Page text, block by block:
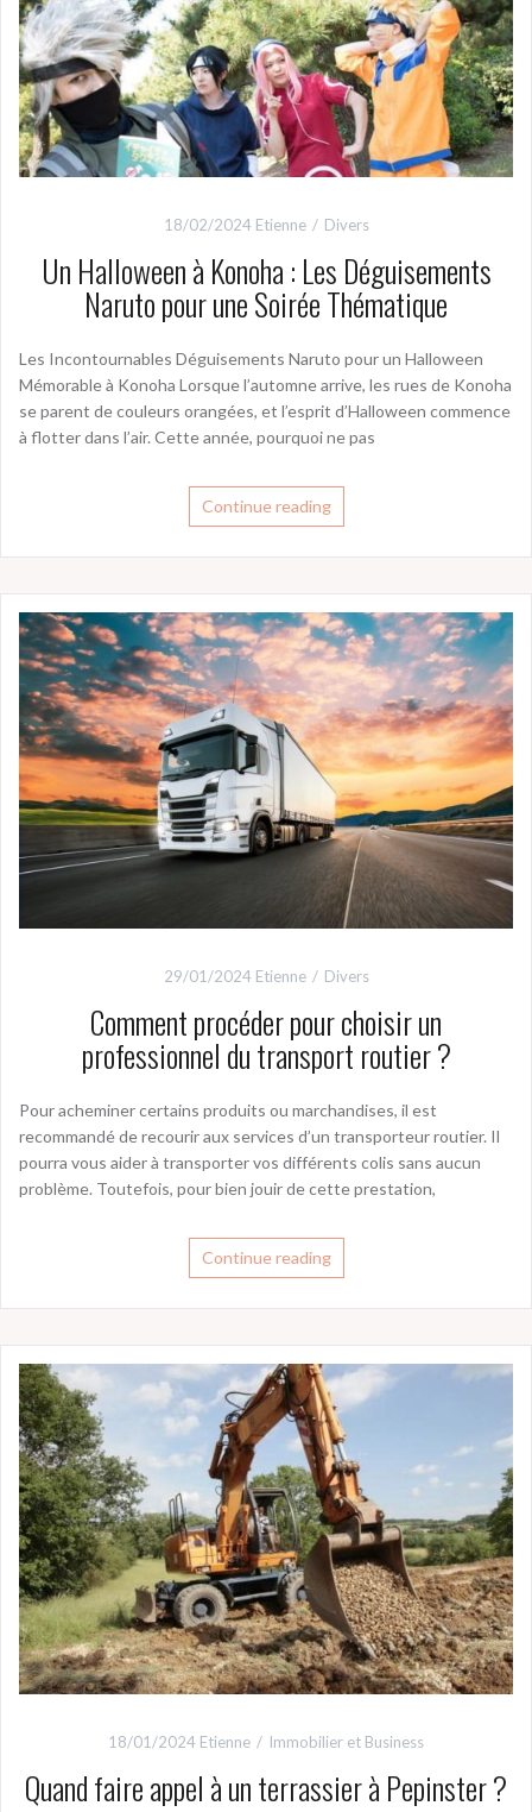
18/02/2024 Etienne Divers
Un Halloween à Konoha : Les Déguisements
Naruto pour une Soirée Thématique
Les Incontournables Déguisements Naruto pour un Halloween
Mémorable à Konoha Lorsque l’automne arrive, les rues de Konoha
se parent de couleurs orangées, et l’esprit d’Halloween commence
à flotter dans l’air. Cette année, pourquoi ne pas
Continue reading
29/01/2024 Etienne Divers
Comment procéder pour choisir un
professionnel du transport routier ?
Pour acheminer certains produits ou marchandises, il est
recommandé de recourir aux services d’un transporteur routier. Il
pourra vous aider à transporter vos différents colis sans aucun
problème. Toutefois, pour bien jouir de cette prestation,
Continue reading
18/01/2024 Etienne Immobilier et Business
Quand faire appel à un terrassier à Pepinster ?